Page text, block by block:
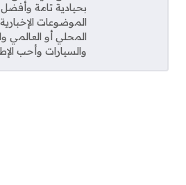
بحيادية تامة وأفضل
الموضوعات
المحلي أو العالمي
والسيارات وأحب